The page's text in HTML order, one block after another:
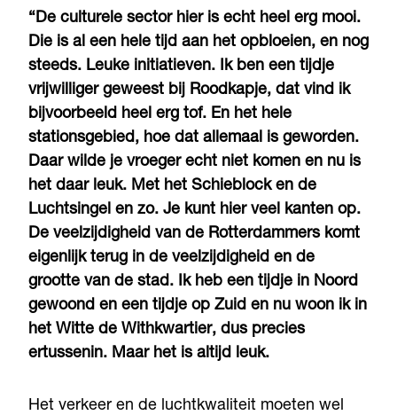
“De culturele sector hier is echt heel erg mooi.
Die is al een hele tijd aan het opbloeien, en nog
steeds. Leuke initiatieven. Ik ben een tijdje
vrijwilliger geweest bij Roodkapje, dat vind ik
bijvoorbeeld heel erg tof. En het hele
stationsgebied, hoe dat allemaal is geworden.
Daar wilde je vroeger echt niet komen en nu is
het daar leuk. Met het Schieblock en de
Luchtsingel en zo. Je kunt hier veel kanten op.
De veelzijdigheid van de Rotterdammers komt
eigenlijk terug in de veelzijdigheid en de
grootte van de stad. Ik heb een tijdje in Noord
gewoond en een tijdje op Zuid en nu woon ik in
het Witte de Withkwartier, dus precies
ertussenin. Maar het is altijd leuk.
Het verkeer en de luchtkwaliteit moeten wel